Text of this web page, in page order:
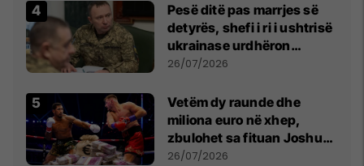
Pesë ditë pas marrjes së
detyrës, shefi i ri i ushtrisë
ukrainase urdhëron
kontroll të madh
26/07/2026
Vetëm dy raunde dhe
miliona euro në xhep,
zbulohet sa fituan Joshua
e Prenga
26/07/2026